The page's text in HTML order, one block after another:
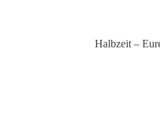
Halbzeit –